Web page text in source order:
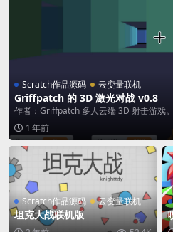
Scratch作品源码 云变量联机
Griffpatch 的 3D 激光对战 v0.8
作者：Griffpatch 多人云端 3D 射击游戏
1 年前
Scratch作品源码 云变量联机
坦克大战联机版